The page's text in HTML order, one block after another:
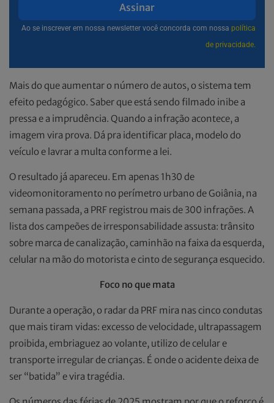
Assinar
Ao se inscrever em nossa newsletter você concorda com nossa política
de privacidade.
Mais do que aumentar o número de autos, o sistema tem
efeito pedagógico. Saber que está sendo filmado inibe a
pressa e a imprudência. Quando a infração acontece, a
imagem vira prova. Dá pra identificar placa, modelo do
veículo e lavrar a multa conforme a lei.
O resultado já apareceu. Em apenas 1h30 de
videomonitoramento no perímetro urbano de Goiânia, na
semana passada, a PRF registrou mais de 300 infrações. A
lista dos campeões de irresponsabilidade assusta: trânsito
sobre marca de canalização, caminhão na faixa da esquerda,
celular na mão do motorista e cinto de segurança esquecido.
Foco no que mata
Durante a operação, o radar da PRF mira nas cinco condutas
que mais tiram vidas: excesso de velocidade, ultrapassagem
proibida, embriaguez ao volante, utilizo de celular e
transporte irregular de crianças. É onde o acidente deixa de
ser “batida” e vira tragédia.